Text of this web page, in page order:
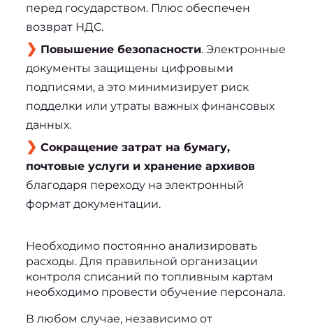
перед государством. Плюс обеспечен
возврат НДС.
Повышение безопасности. Электронные
документы защищены цифровыми
подписями, а это минимизирует риск
подделки или утраты важных финансовых
данных.
Сокращение затрат на бумагу,
почтовые услуги и хранение архивов
благодаря переходу на электронный
формат документации.
Необходимо постоянно анализировать
расходы. Для правильной организации
контроля списаний по топливным картам
необходимо провести обучение персонала.
В любом случае, независимо от